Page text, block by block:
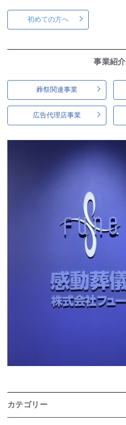
初めての方へ
事業紹介
葬祭関連事業
広告代理店事業
カテゴリー